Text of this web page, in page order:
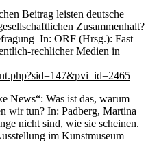
Beitrag leisten deutsche
Zusammenhalt?
In: ORF (Hrsg.): Fast
rechlicher Medien in
News“: Was ist das, warum
wir tun? In: Padberg, Martina
nicht sind, wie sie scheinen.
im Kunstmuseum